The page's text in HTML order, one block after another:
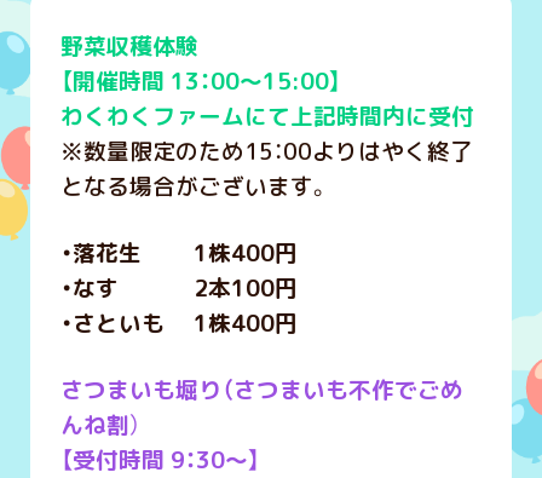
野菜収穫体験
【開催時間 13：00～15:00】
わくわくファームにて上記時間内に受付
※数量限定のため15：00よりはやく終了
となる場合がございます。
・落花生 1株400円
・なす 2本100円
・さといも 1株400円
さつまいも堀り（さつまいも不作でごめ
んね割）
【受付時間 9：30～】